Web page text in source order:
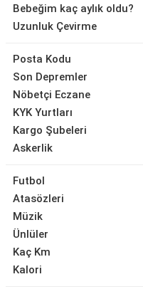
Bebeğim kaç aylık oldu?
Uzunluk Çevirme
Posta Kodu
Son Depremler
Nöbetçi Eczane
KYK Yurtları
Kargo Şubeleri
Askerlik
Futbol
Atasözleri
Müzik
Ünlüler
Kaç Km
Kalori